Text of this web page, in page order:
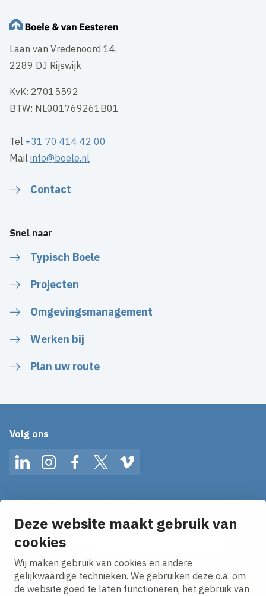
Deze website maakt gebruik van
cookies
Wij maken gebruik van cookies en andere
gelijkwaardige technieken. We gebruiken deze o.a. om
de website goed te laten functioneren, het gebruik van
Laan van Vredenoord 14,
2289 DJ Rijswijk
KvK: 27015592
BTW: NL001769261B01
Tel +31 70 414 42 00
Mailinfo@boele.nl
Contact
Snel naar
Typisch Boele
Projecten
Omgevingsmanagement
Werken bij
Plan uw route
Volg ons
LinkedInInstagramFacebookTwitterVimeo
Ontvang onze nieuws alerts in je mailbox!
E-mailadres
Ik ga akkoord met hetprivacy statement.